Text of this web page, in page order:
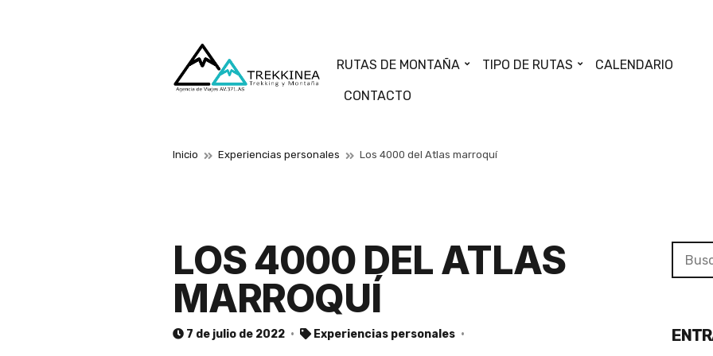
RUTAS DE MONTAÑA TIPO DE RUTAS CALENDARIO
CONTACTO
Inicio Experiencias personales Los 4000 del Atlas marroquí
LOS 4000 DEL ATLAS
MARROQUÍ
7 de julio de 2022 Experiencias personales
for: